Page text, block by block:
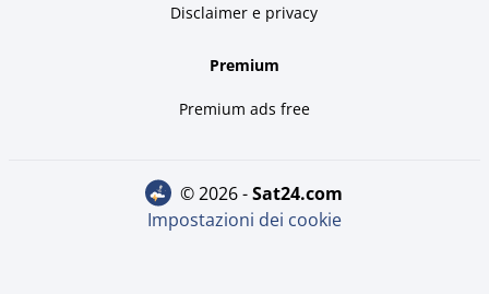
Disclaimer e privacy
Premium
Premium ads free
© 2026 - sat24.com
Impostazioni dei cookie